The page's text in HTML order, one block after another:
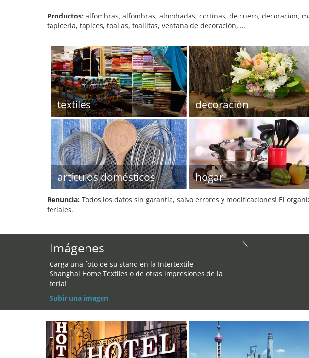
Productos: alfombras, alfombras, almohadas, cortinas, de cuero, decoración,
tapicería, tapices, toallas, toallitas, ventana de decoración, …
textiles decoración
artículos domésticos hogar
Renuncia: Todos los datos sin garantía, salvo errores y modificaciones! El
feriales.
Imágenes
Carga una foto de su stand en la Intertextile
Shanghai Home Textiles o de otras impresiones de la
feria!
Subir una imagen